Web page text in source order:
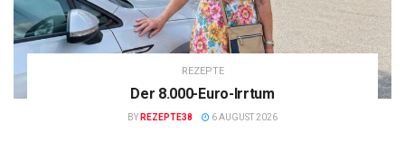
REZEPTE
Der 8.000-Euro-Irrtum
BY REZEPTE38 6 AUGUST 2026